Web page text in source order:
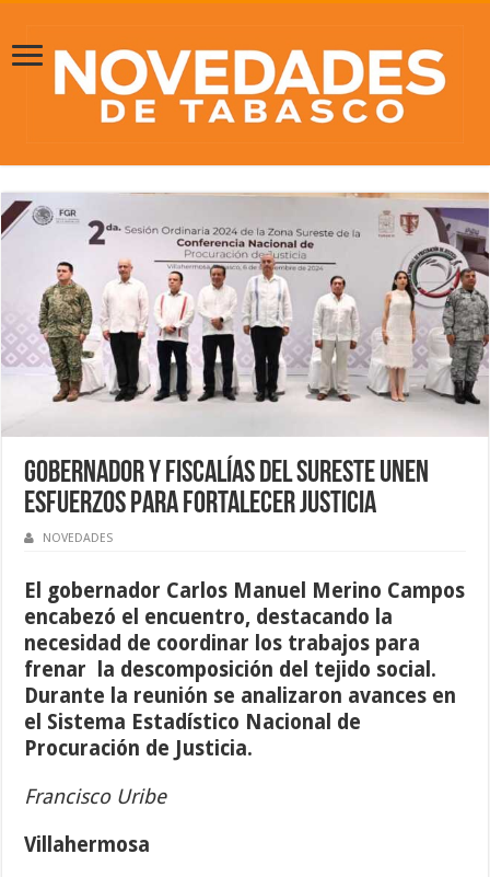
Gobernador y Fiscalías del sureste unen
esfuerzos para fortalecer justicia
NOVEDADES
El gobernador Carlos Manuel Merino Campos
encabezó el encuentro, destacando la
necesidad de coordinar los trabajos para
frenar
la descomposición del tejido social.
Durante la reunión se analizaron avances en
el Sistema Estadístico Nacional de
Procuración de Justicia.
Francisco Uribe
Villahermosa